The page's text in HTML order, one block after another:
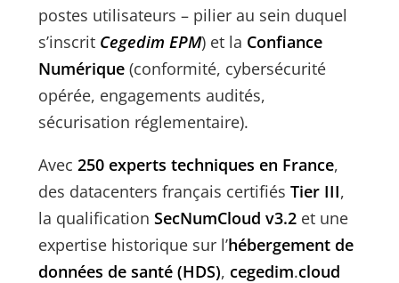
postes utilisateurs – pilier au sein duquel
s’inscrit Cegedim EPM) et la Confiance
Numérique(conformité, cybersécurité
opérée, engagements audités,
sécurisation réglementaire).
Avec 250 experts techniques en France,
des datacenters français certifiés Tier III,
la qualification SecNumCloud v3.2et une
expertise historique sur l’hébergement de
données de santé (HDS), cegedim.cloud